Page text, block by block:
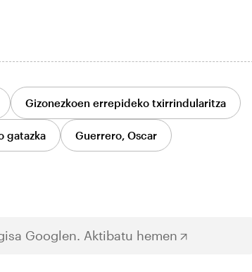
Gizonezkoen errepideko txirrindularitza
gatazka Guerrero, Oscar
Googlen. Aktibatu hemen